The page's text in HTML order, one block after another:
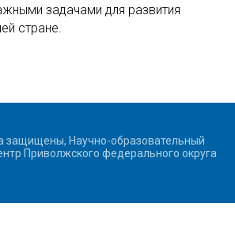
задачами для развития
стране.
защищены, Научно-образовательный
Приволжского федерального округа